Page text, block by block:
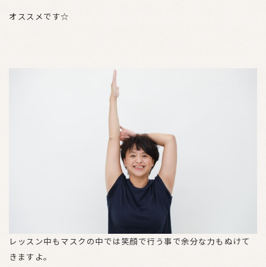
オススメです☆
レッスン中もマスクの中では笑顔で行う事で余分な力もぬけて
きますよ。